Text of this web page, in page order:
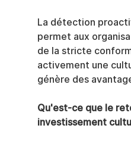
La détection
permet aux
de la stricte
activement une
génère des
Qu'est-ce que le
investissement